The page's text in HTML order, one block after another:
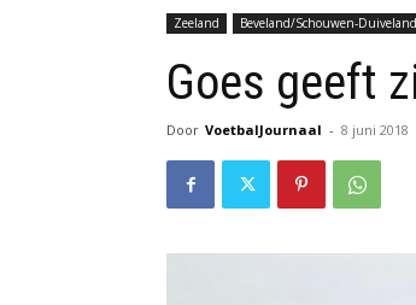
Zeeland Beveland/Schouwen-Duiveland
Goes geeft
Door VoetbalJournaal - 8 juni 2018